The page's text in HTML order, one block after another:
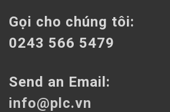
Gọi cho chúng tôi:
0243 566 5479
Send an Email:
info@plc.vn